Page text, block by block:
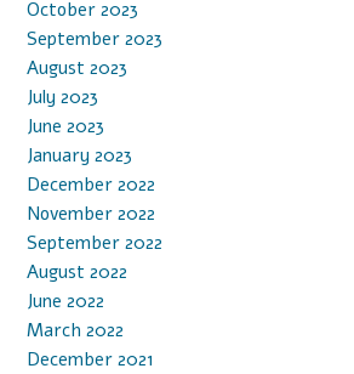
October 2023
September 2023
August 2023
July 2023
June 2023
January 2023
December 2022
November 2022
September 2022
August 2022
June 2022
March 2022
December 2021